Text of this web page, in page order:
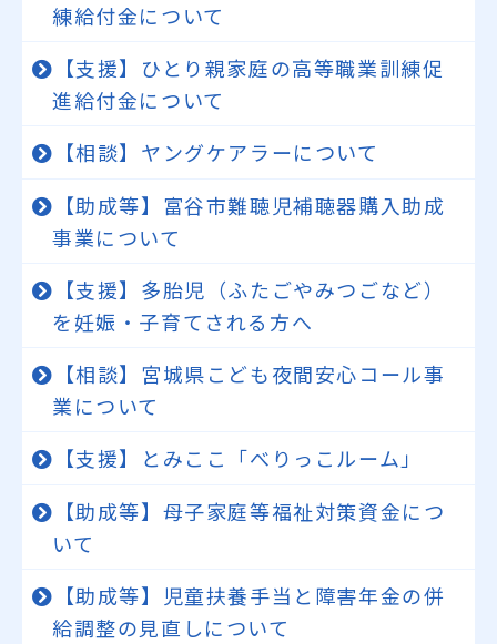
練給付金について
【支援】ひとり親家庭の高等職業訓練促
進給付金について
【相談】ヤングケアラーについて
【助成等】富谷市難聴児補聴器購入助成
事業について
【支援】多胎児（ふたごやみつごなど）
を妊娠・子育てされる方へ
【相談】宮城県こども夜間安心コール事
業について
【支援】とみここ「べりっこルーム」
【助成等】母子家庭等福祉対策資金につ
いて
【助成等】児童扶養手当と障害年金の併
給調整の見直しについて